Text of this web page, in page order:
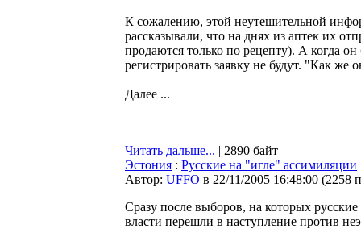
К сожалению, этой неутешительной
рассказывали, что на днях из аптек их
продаются только по рецепту). А когда
регистрировать заявку не будут. "Как же
Далее ...
Читать дальше... | 2890 байт
Эстония : Русские на "игле" ассимиляции
Автор: UFFO в 22/11/2005 16:48:00 (2258
Сразу после выборов, на которых
власти перешли в наступление против